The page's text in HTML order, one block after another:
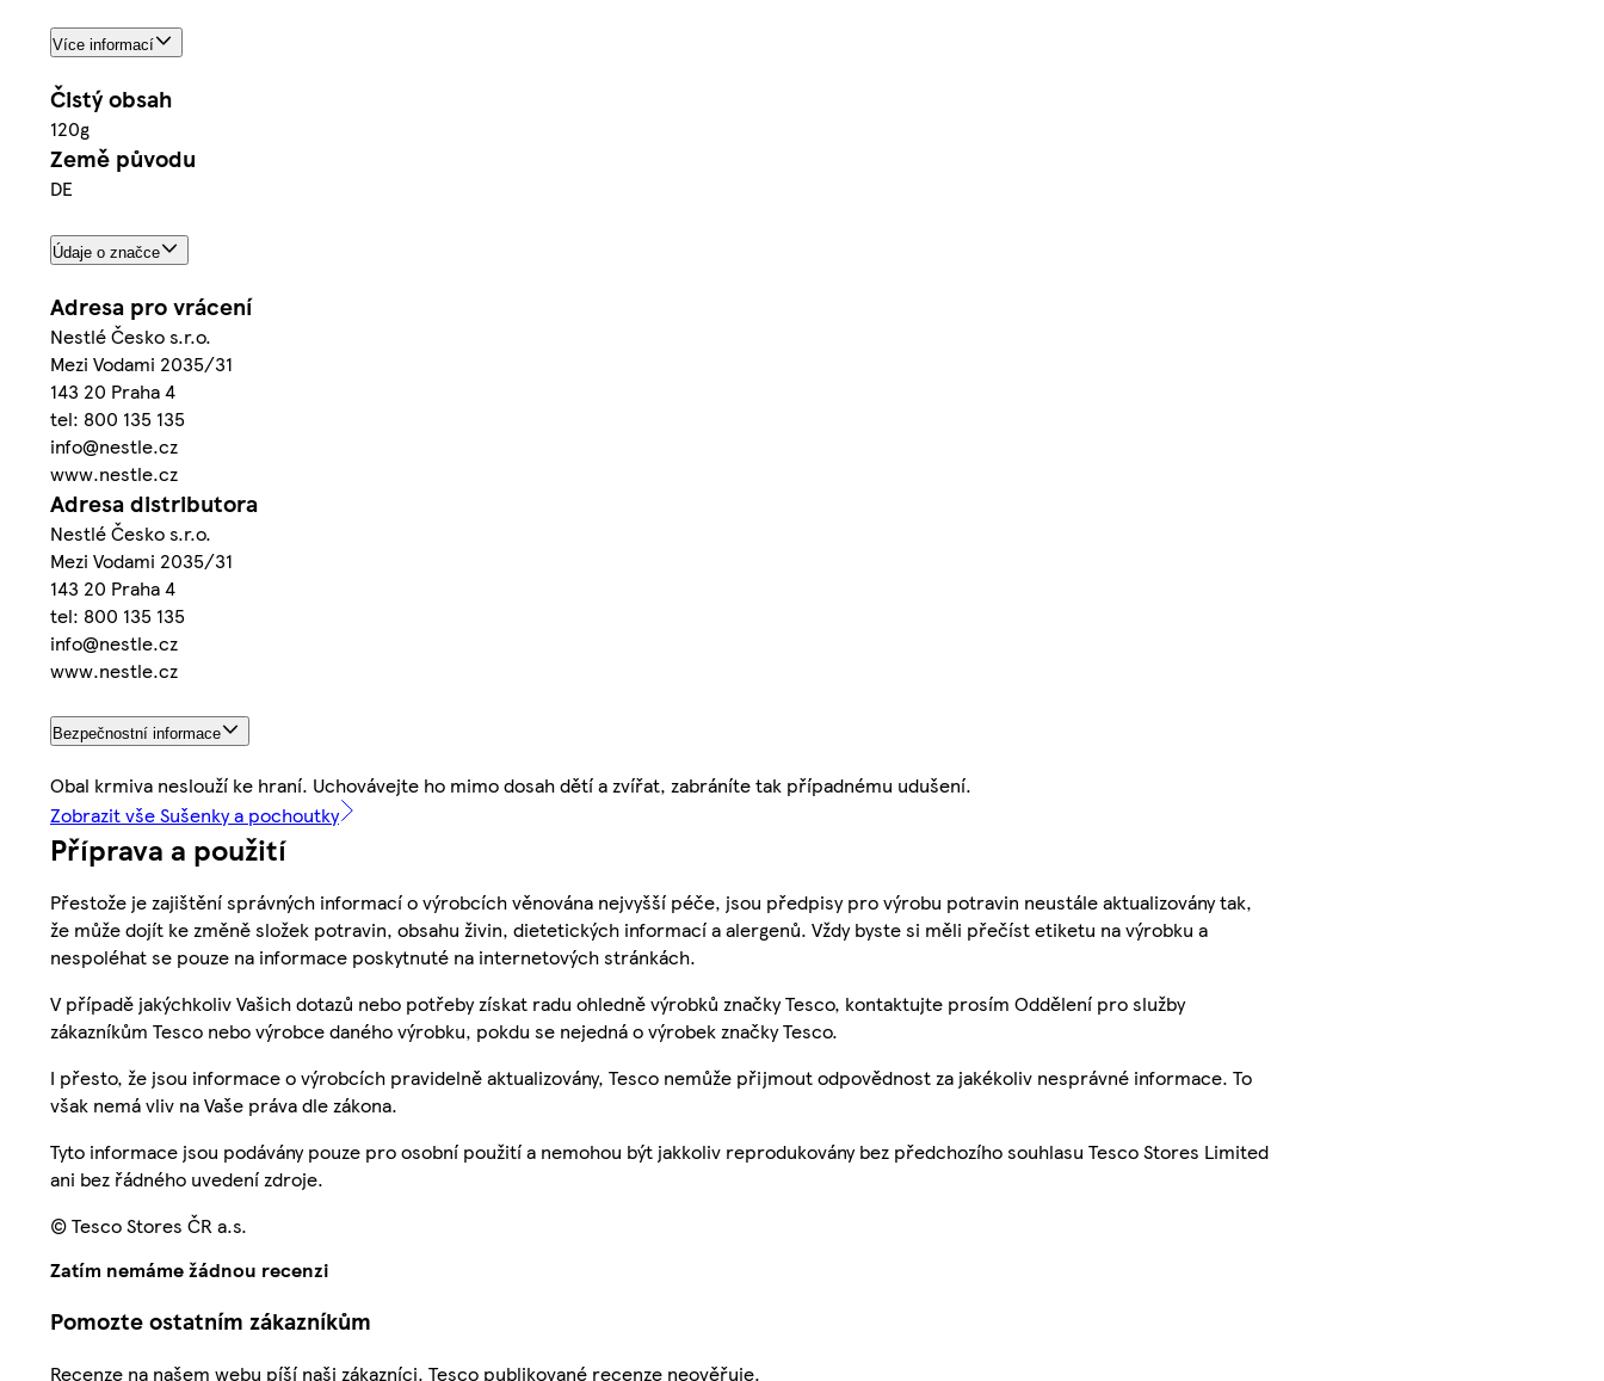
Více informací
Čistý obsah
120g
Země původu
DE
Údaje o značce
Adresa pro vrácení
Nestlé Česko s.r.o.
Mezi Vodami 2035/31
143 20 Praha 4
tel: 800 135 135
info@nestle.cz
www.nestle.cz
Adresa distributora
Nestlé Česko s.r.o.
Mezi Vodami 2035/31
143 20 Praha 4
tel: 800 135 135
info@nestle.cz
www.nestle.cz
Bezpečnostní informace
Obal krmiva neslouží ke hraní. Uchovávejte ho mimo dosah dětí a zvířat, zabráníte tak případnému udušení.
Zobrazit vše Sušenky a pochoutky
Příprava a použití
Přestože je zajištění správných informací o výrobcích věnována nejvyšší péče, jsou předpisy pro výrobu potravin neustále aktualizovány tak,
že může dojít ke změně složek potravin, obsahu živin, dietetických informací a alergenů. Vždy byste si měli přečíst etiketu na výrobku a
nespoléhat se pouze na informace poskytnuté na internetových stránkách.
V případě jakýchkoliv Vašich dotazů nebo potřeby získat radu ohledně výrobků značky Tesco, kontaktujte prosím Oddělení pro služby
zákazníkům Tesco nebo výrobce daného výrobku, pokdu se nejedná o výrobek značky Tesco.
I přesto, že jsou informace o výrobcích pravidelně aktualizovány, Tesco nemůže přijmout odpovědnost za jakékoliv nesprávné informace. To
však nemá vliv na Vaše práva dle zákona.
Tyto informace jsou podávány pouze pro osobní použití a nemohou být jakkoliv reprodukovány bez předchozího souhlasu Tesco Stores Limited
ani bez řádného uvedení zdroje.
© Tesco Stores ČR a.s.
Zatím nemáme žádnou recenzi
Pomozte ostatním zákazníkům
Recenze na našem webu píší naši zákazníci. Tesco publikované recenze neověřuje.